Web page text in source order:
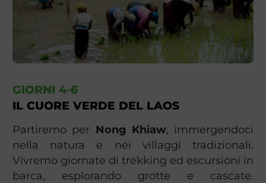
GIORNI 4-6
IL CUORE VERDE DEL LAOS
Partiremo per Nong Khiaw, immergendoci
nella natura e nei villaggi tradizionali.
Vivremo giornate di trekking ed escursioni in
barca, esplorando grotte e cascate.